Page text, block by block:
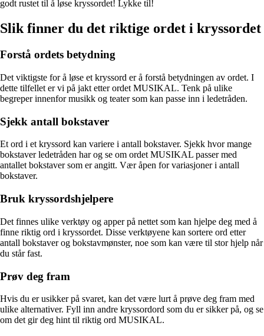
godt rustet til å løse kryssordet! Lykke til!
Slik finner du det riktige ordet i kryssordet
Forstå ordets betydning
Det viktigste for å løse et kryssord er å forstå betydningen av ordet. I
dette tilfellet er vi på jakt etter ordet MUSIKAL. Tenk på ulike
begreper innenfor musikk og teater som kan passe inn i ledetråden.
Sjekk antall bokstaver
Et ord i et kryssord kan variere i antall bokstaver. Sjekk hvor mange
bokstaver ledetråden har og se om ordet MUSIKAL passer med
antallet bokstaver som er angitt. Vær åpen for variasjoner i antall
bokstaver.
Bruk kryssordshjelpere
Det finnes ulike verktøy og apper på nettet som kan hjelpe deg med å
finne riktig ord i kryssordet. Disse verktøyene kan sortere ord etter
antall bokstaver og bokstavmønster, noe som kan være til stor hjelp når
du står fast.
Prøv deg fram
Hvis du er usikker på svaret, kan det være lurt å prøve deg fram med
ulike alternativer. Fyll inn andre kryssordord som du er sikker på, og se
om det gir deg hint til riktig ord MUSIKAL.